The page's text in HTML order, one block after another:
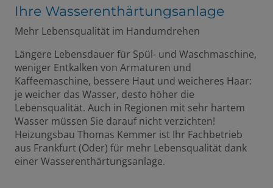
Ihre Wasserenthärtungsanlage
Mehr Lebensqualität im Handumdrehen
Längere Lebensdauer für Spül- und Waschmaschine,
weniger Entkalken von Armaturen und
Kaffeemaschine, bessere Haut und weicheres Haar:
je weicher das Wasser, desto höher die
Lebensqualität. Auch in Regionen mit sehr hartem
Wasser müssen Sie darauf nicht verzichten!
Heizungsbau Thomas Kemmer ist Ihr Fachbetrieb
aus Frankfurt (Oder) für mehr Lebensqualität dank
einer Wasserenthärtungsanlage.